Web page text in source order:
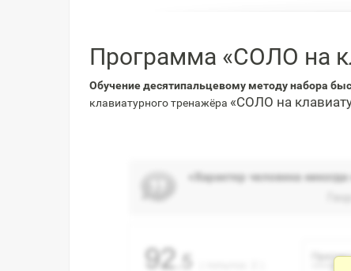
Программа «СОЛО на
Обучение десятипальцевому методу набора
клавиатурного тренажёра «СОЛО на